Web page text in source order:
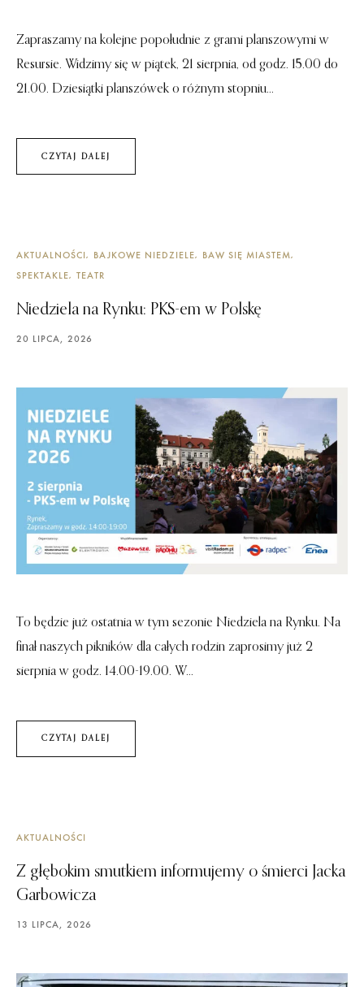
Zapraszamy na kolejne popołudnie z grami planszowymi w
Resursie. Widzimy się w piątek, 21 sierpnia, od godz. 15.00 do
21.00. Dziesiątki planszówek o różnym stopniu...
CZYTAJ DALEJ
AKTUALNOŚCI BAJKOWE NIEDZIELE
BAW SIĘ MIASTEM
SPEKTAKLE
TEATR
Niedziela na Rynku: PKS-em w Polskę
20 LIPCA, 2026
To będzie już ostatnia w tym sezonie Niedziela na Rynku. Na
finał naszych pikników dla całych rodzin zaprosimy już 2
sierpnia w godz. 14.00-19.00. W...
CZYTAJ DALEJ
AKTUALNOŚCI
Z głębokim smutkiem informujemy o śmierci Jacka
Garbowicza
13 LIPCA, 2026